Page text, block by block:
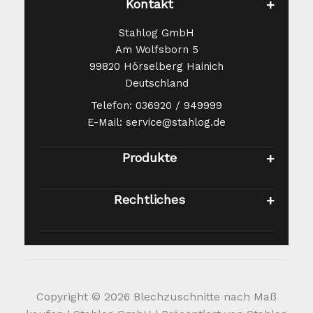
Kontakt
Stahlog GmbH
Am Wolfsborn 5
99820 Hörselberg Hainich
Deutschland
Telefon: 036920 / 949999
E-Mail: service@stahlog.de
Produkte
Rechtliches
Copyright © 2026 Blechzuschnitte nach Maß